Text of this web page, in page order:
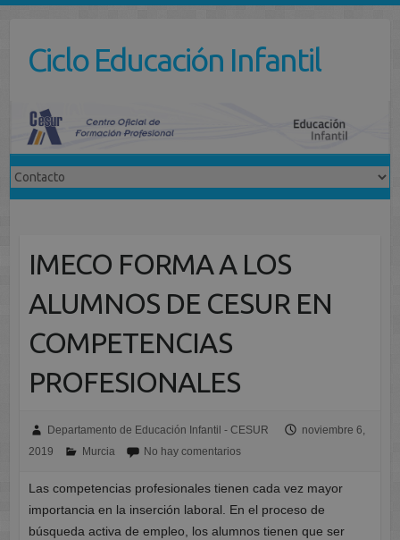
contenidoCiclo Educación Infantil
IMECO FORMA A LOS
ALUMNOS DE CESUR EN
COMPETENCIAS
PROFESIONALES
Departamento de Educación Infantil - CESUR
noviembre 6,
2019
Murcia No hay comentarios
Las competencias profesionales tienen cada vez mayor
importancia en la inserción laboral. En el proceso de
búsqueda activa de empleo, los alumnos tienen que ser